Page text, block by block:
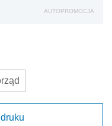
AUTOPROMOCJA